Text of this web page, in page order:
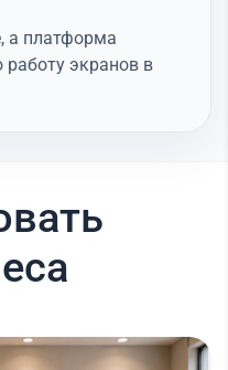
а платформа
работу экранов в